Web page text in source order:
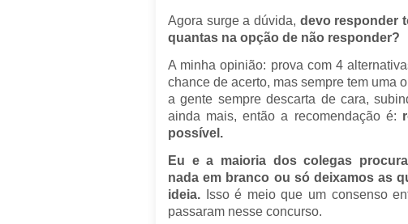
Agora surge a dúvida, devo responder
quantas na opção de não responder?
A minha opinião: prova com 4
chance de acerto, mas sempre tem uma
a gente sempre descarta de cara,
ainda mais, então a recomendação é:
possível.
Eu e a maioria dos colegas
nada em branco ou só deixamos as
ideia. Isso é meio que um consenso
passaram nesse concurso.